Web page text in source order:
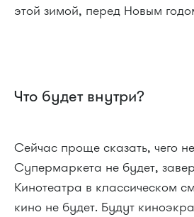
этой зимой, перед Новым
Что будет внутри?
Сейчас проще сказать, чего
Супермаркета не будет,
Кинотеатра в классическом
кино не будет. Будут